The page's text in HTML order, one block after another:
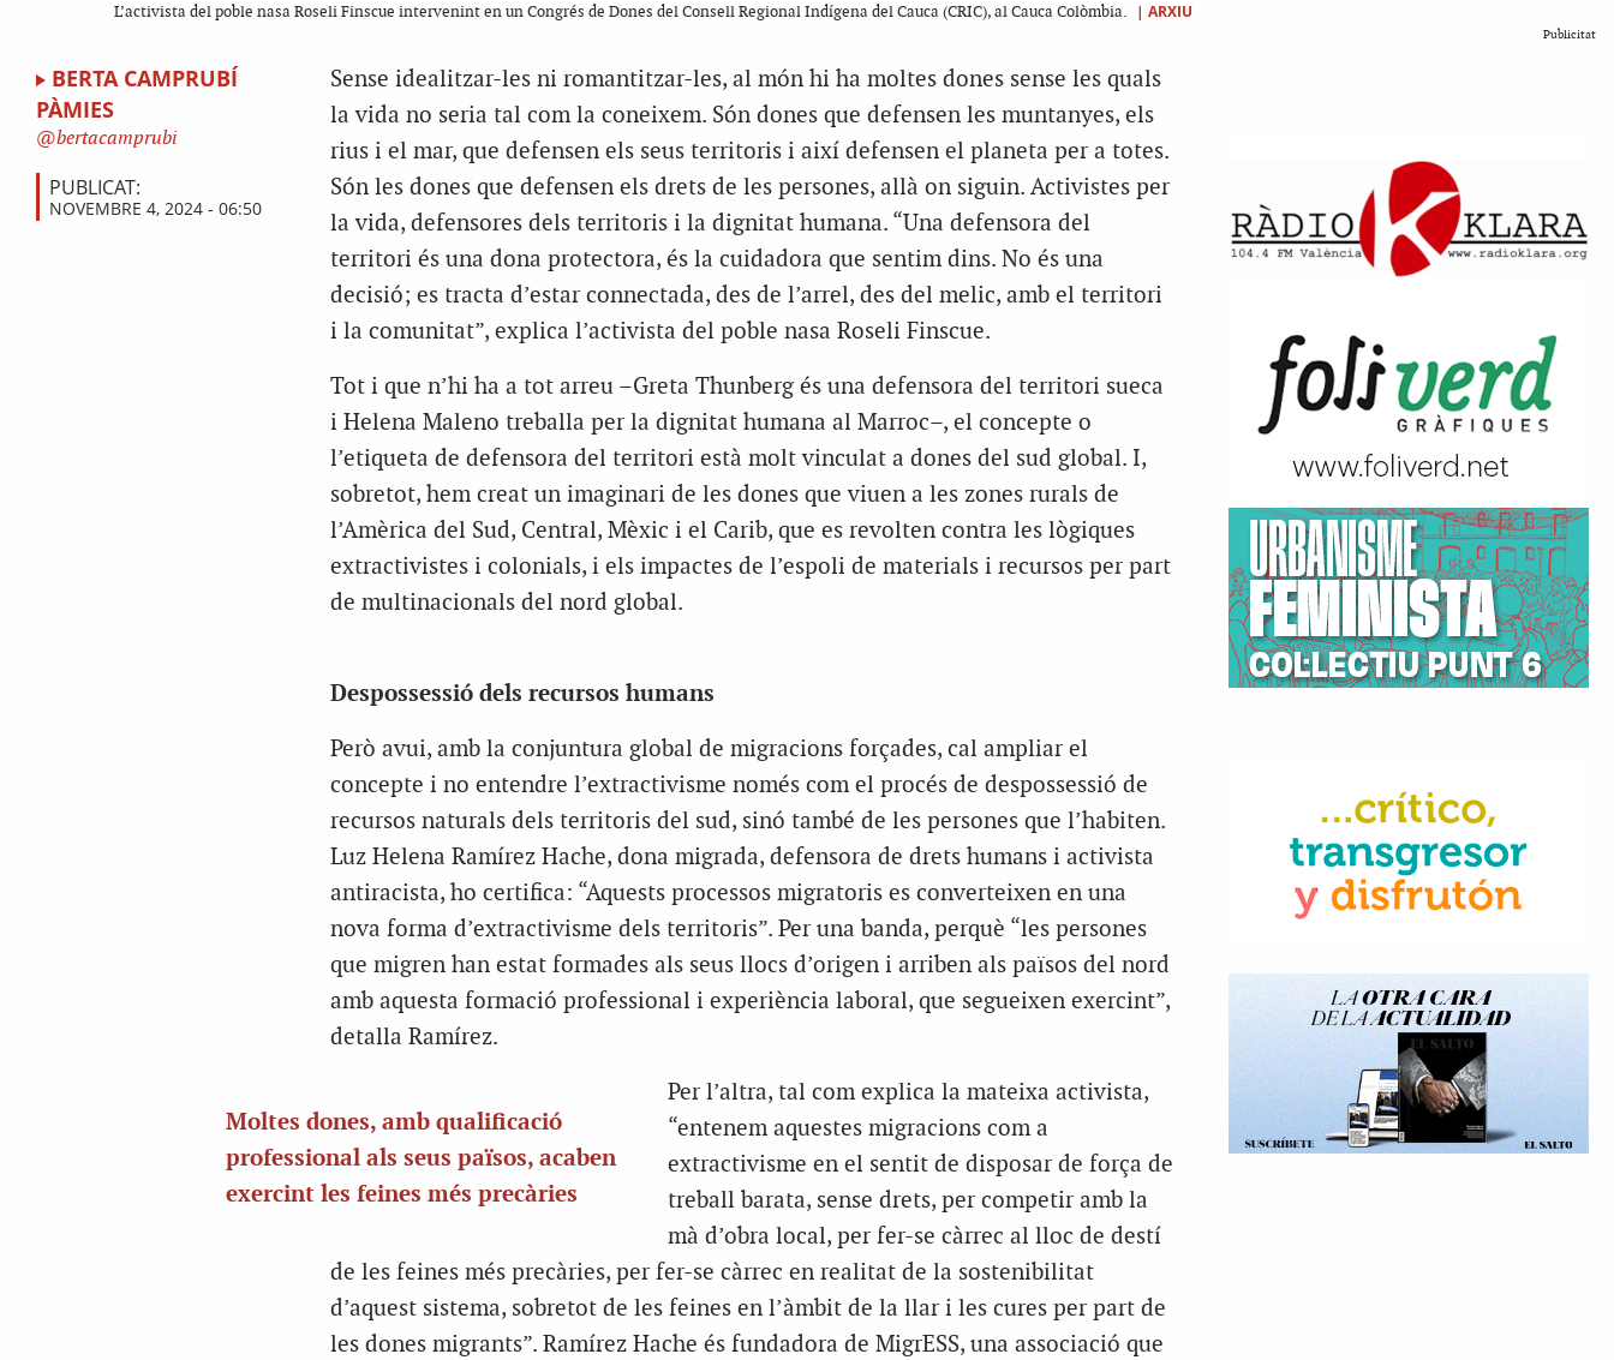
L’activista del poble nasa Roseli Finscue intervenint en un Congrés de Dones del Consell Regional Indígena del Cauca (CRIC), al Cauca Colòmbia. | ARXIU
BERTA CAMPRUBÍ
PÀMIES
bertacamprubi
PUBLICAT:
NOVEMBRE 4, 2024 - 06:50
Sense idealitzar-les ni romantitzar-les, al món hi ha moltes dones sense les quals
la vida no seria tal com la coneixem. Són dones que defensen les muntanyes, els
rius i el mar, que defensen els seus territoris i així defensen el planeta per a totes.
Són les dones que defensen els drets de les persones, allà on siguin. Activistes per
la vida, defensores dels territoris i la dignitat humana. “Una defensora del
territori és una dona protectora, és la cuidadora que sentim dins. No és una
decisió; es tracta d’estar connectada, des de l’arrel, des del melic, amb el territori
i la comunitat”, explica l’activista del poble nasa Roseli Finscue.
Tot i que n’hi ha a tot arreu –Greta Thunberg és una defensora del territori sueca
i Helena Maleno treballa per la dignitat humana al Marroc–, el concepte o
l’etiqueta de defensora del territori està molt vinculat a dones del sud global. I,
sobretot, hem creat un imaginari de les dones que viuen a les zones rurals de
l’Amèrica del Sud, Central, Mèxic i el Carib, que es revolten contra les lògiques
extractivistes i colonials, i els impactes de l’espoli de materials i recursos per part
de multinacionals del nord global.
Despossessió dels recursos humans
Però avui, amb la conjuntura global de migracions forçades, cal ampliar el
concepte i no entendre l’extractivisme només com el procés de despossessió de
recursos naturals dels territoris del sud, sinó també de les persones que l’habiten.
Luz Helena Ramírez Hache, dona migrada, defensora de drets humans i activista
antiracista, ho certifica: “Aquests processos migratoris es converteixen en una
nova forma d’extractivisme dels territoris”. Per una banda, perquè “les persones
que migren han estat formades als seus llocs d’origen i arriben als països del nord
amb aquesta formació professional i experiència laboral, que segueixen exercint”,
detalla Ramírez.
Moltes dones, amb qualificació
professional als seus països, acaben
exercint les feines més precàries
Per l’altra, tal com explica la mateixa activista,
“entenem aquestes migracions com a
extractivisme en el sentit de disposar de força de
treball barata, sense drets, per competir amb la
mà d’obra local, per fer-se càrrec al lloc de destí
de les feines més precàries, per fer-se càrrec en realitat de la sostenibilitat
d’aquest sistema, sobretot de les feines en l’àmbit de la llar i les cures per part de
les dones migrants”. Ramírez Hache és fundadora de MigrESS, una associació que
Publicitat